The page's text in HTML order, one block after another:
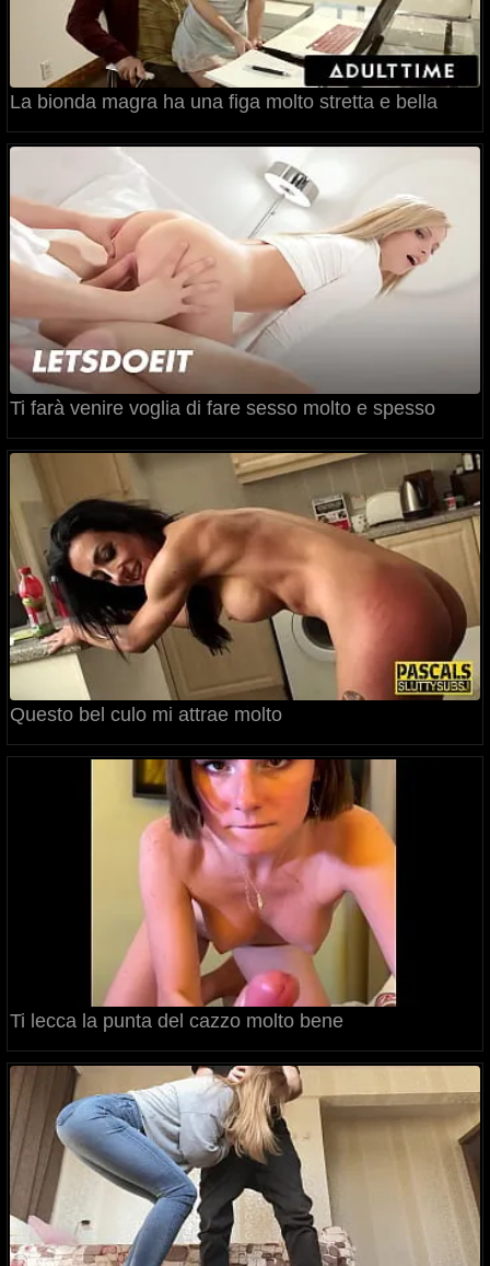
La bionda magra ha una figa molto stretta e bella
Ti farà venire voglia di fare sesso molto e spesso
Questo bel culo mi attrae molto
Ti lecca la punta del cazzo molto bene